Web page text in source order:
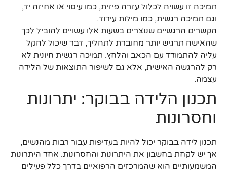
תמיכה זו עשויה לכלול עזרה פיזית, כמו עיסוי או אחיזה יד,
וגם תמיכה רגשית, כמו מילות עידוד.
הקשרים הרגשיים שנוצרים בשעות אלו עשויים להוביל לכך
שהאישה תרגיש יותר מחוברת לתהליך, דבר שיכול להקל
עליה להתמודד עם הכאב והלחץ. תמיכה רגשית חיונית לא
רק להרגשה האישית, אלא גם לשיפור התוצאות של הלידה
עצמה.
תכנון הלידה בבוקר: יתרונות
וחסרונות
תכנון לידה בבוקר יכול להיות בעדיפות עבור רבות מהנשים,
אך יש לקחת בחשבון את היתרונות והחסרונות. אחד היתרונות
המשמעותיים הוא שהמרכזים הרפואיים בדרך כלל פעילים